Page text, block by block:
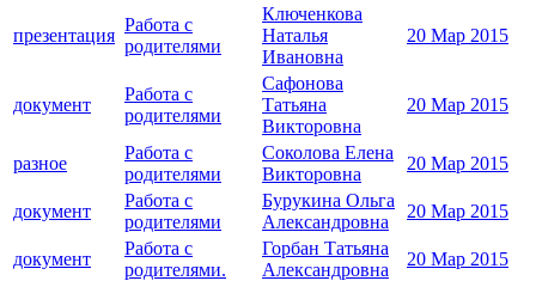
презентация
Работа с
родителями
Ключенкова
Наталья
Ивановна
20 Мар 2015
документ
Работа с
родителями
Сафонова
Татьяна
Викторовна
20 Мар 2015
разное
Работа с
родителями
Соколова Елена
Викторовна
20 Мар 2015
документ
Работа с
родителями
Бурукина Ольга
Александровна
20 Мар 2015
документ
Работа с
родителями.
Горбан Татьяна
Александровна
20 Мар 2015